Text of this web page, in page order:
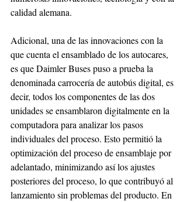
calidad alemana.
Adicional, una de las innovaciones con la
que cuenta el ensamblado de los autocares,
es que Daimler Buses puso a prueba la
denominada carrocería de autobús digital, es
decir, todos los componentes de las dos
unidades se ensamblaron digitalmente en la
computadora para analizar los pasos
individuales del proceso. Esto permitió la
optimización del proceso de ensamblaje por
adelantado, minimizando así los ajustes
posteriores del proceso, lo que contribuyó al
lanzamiento sin problemas del producto. En